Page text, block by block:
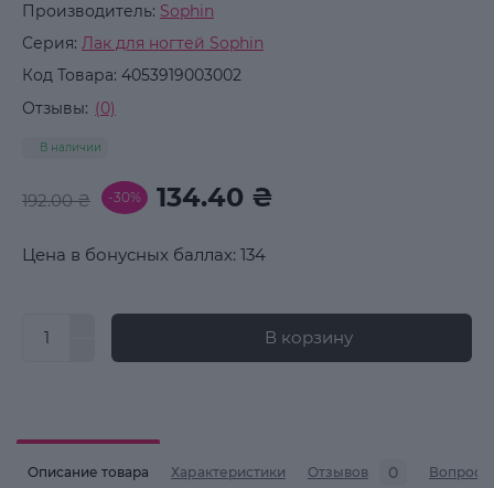
Производитель: Sophin
Серия: Лак для ногтей Sophin
Код Товара: 4053919003002
Отзывы: (0)
В наличии
192.00 ₴ -30% 134.40 ₴
Цена в бонусных баллах: 134
В корзину
Описание товара Характеристики Отзывов 0 Вопросы